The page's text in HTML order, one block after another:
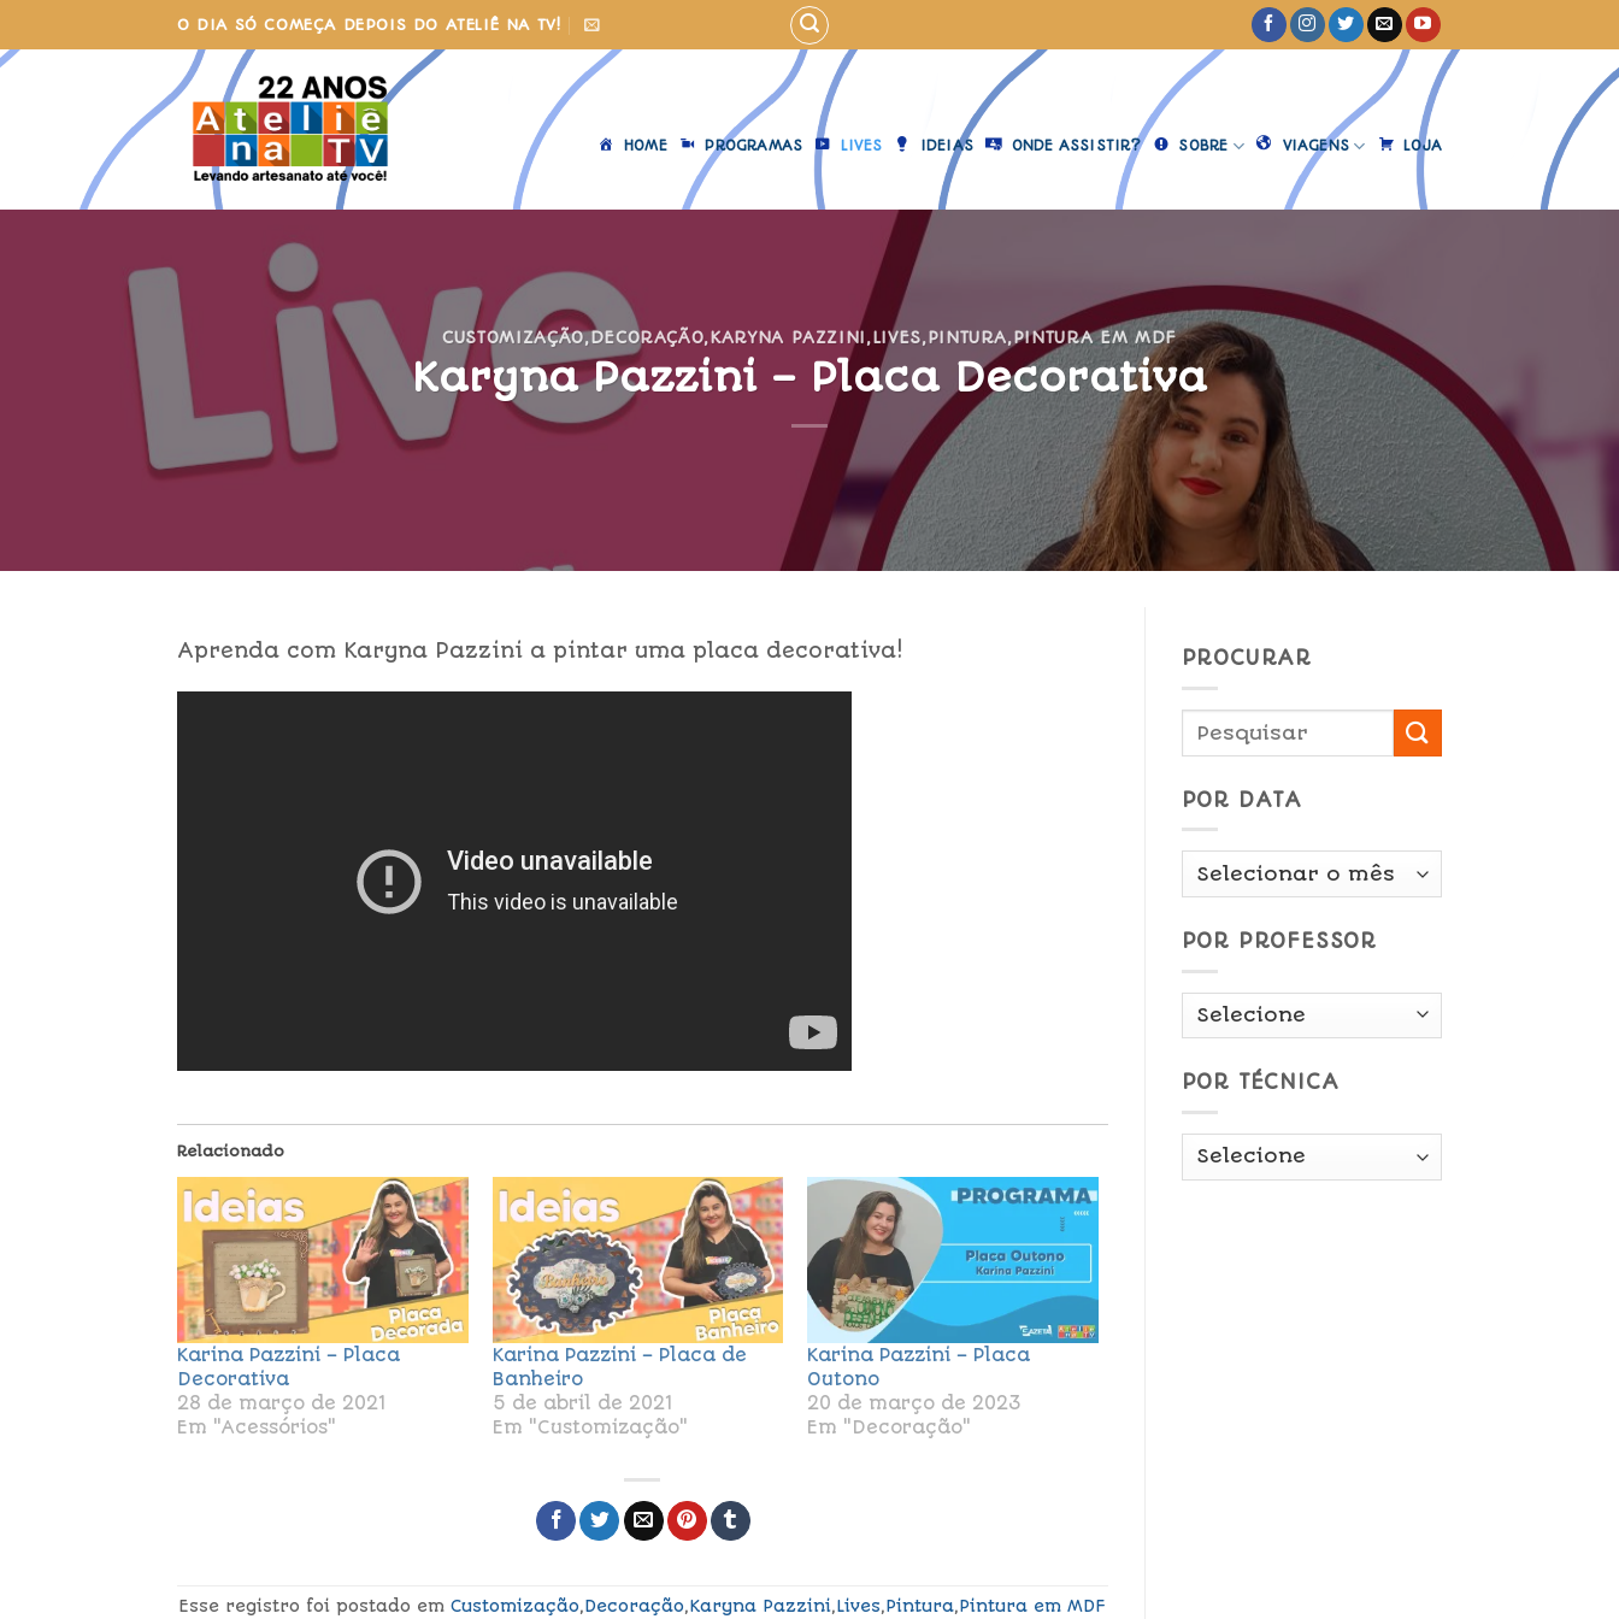
to
content
O DIA SÓ COMEÇA DEPOIS DO ATELIÊ NA TV!
HOME PROGRAMAS LIVES IDEIAS ONDE ASSISTIR? SOBRE VIAGENS LOJA
CUSTOMIZAÇÃO,DECORAÇÃO,KARYNA PAZZINI,LIVES,PINTURA,PINTURA EM MDF
Karyna Pazzini – Placa Decorativa
Aprenda com Karyna Pazzini a pintar uma placa decorativa!
Relacionado
Karina Pazzini – Placa
Decorativa
28 de março de 2021
Em "Acessórios"
Karina Pazzini – Placa de
Banheiro
5 de abril de 2021
Em "Customização"
Karina Pazzini – Placa
Outono
20 de março de 2023
Em "Decoração"
Esse registro foi postado emCustomização,Decoração,Karyna Pazzini,Lives,Pintura,Pintura em MDF
PROCURAR
POR DATA
Por
POR PROFESSOR
POR TÉCNICA